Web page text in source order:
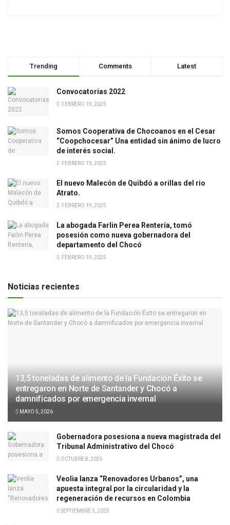
Trending Comments Latest
Convocatorias 2022
FEBRERO 19, 2025
Somos Cooperativa de Chocoanos en el Cesar
“Coopchocesar” Una entidad sin ánimo de lucro
de interés social.
FEBRERO 19, 2025
El nuevo Malecón de Quibdó a orillas del rio
Atrato.
FEBRERO 19, 2025
La abogada Farlin Perea Rentería, tomó
posesión como nueva gobernadora del
departamento del Chocó
FEBRERO 19, 2025
Noticias recientes
13,5 toneladas de alimento de la Fundación Éxito se
entregaron en Norte de Santander y Chocó a
damnificados por emergencia invernal
MAYO 5, 2026
Gobernadora posesiona a nueva magistrada del
Tribunal Administrativo del Chocó
OCTUBRE 8, 2025
Veolia lanza “Renovadores Urbanos”, una
apuesta integral por la circularidad y la
regeneración de recursos en Colombia
SEPTIEMBRE 3, 2025